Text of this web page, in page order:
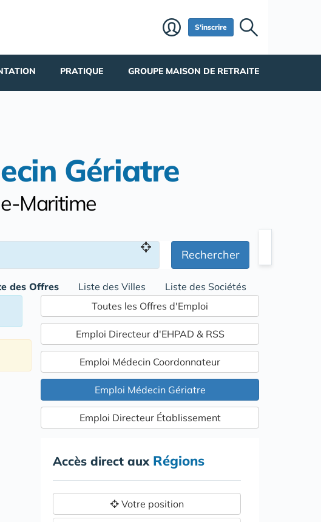
S'inscrire
PRATIQUE GROUPE MAISON DE RETRAITE
Gériatre
Maritime
Rechercher
des Offres Liste des Villes Liste des Sociétés
Toutes les Offres d'Emploi
Emploi Directeur d'EHPAD & RSS
Emploi Médecin Coordonnateur
Emploi Médecin Gériatre
Emploi Directeur Établissement
Accès direct aux Régions
Votre position